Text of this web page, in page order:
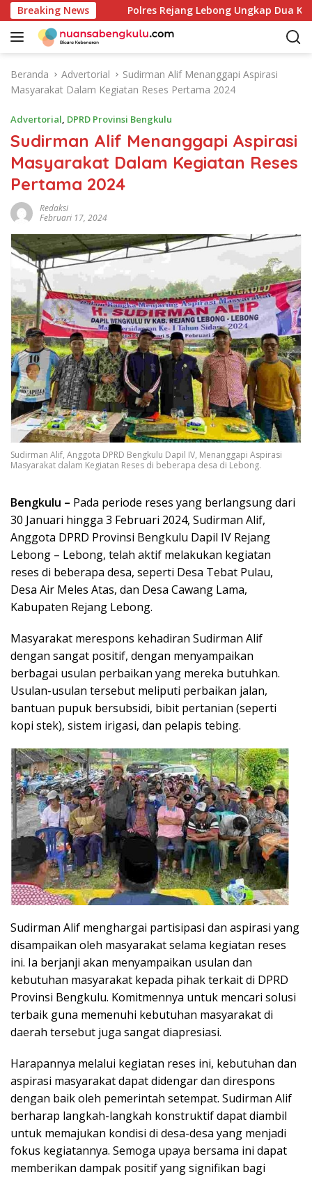
a
Breaking News Polres Rejang Lebong Ungkap Dua
Beranda Advertorial
Sudirman Alif Menanggapi Aspirasi
Masyarakat Dalam Kegiatan Reses Pertama 2024
Advertorial, DPRD Provinsi Bengkulu
Sudirman Alif Menanggapi Aspirasi
Masyarakat Dalam Kegiatan Reses
Pertama 2024
Redaksi
Februari 17, 2024
Sudirman Alif, Anggota DPRD Bengkulu Dapil IV, Menanggapi Aspirasi
Masyarakat dalam Kegiatan Reses di beberapa desa di Lebong.
Bengkulu – Pada periode reses yang berlangsung dari
30 Januari hingga 3 Februari 2024, Sudirman Alif,
Anggota DPRD Provinsi Bengkulu Dapil IV Rejang
Lebong – Lebong, telah aktif melakukan kegiatan
reses di beberapa desa, seperti Desa Tebat Pulau,
Desa Air Meles Atas, dan Desa Cawang Lama,
Kabupaten Rejang Lebong.
Masyarakat merespons kehadiran Sudirman Alif
dengan sangat positif, dengan menyampaikan
berbagai usulan perbaikan yang mereka butuhkan.
Usulan-usulan tersebut meliputi perbaikan jalan,
bantuan pupuk bersubsidi, bibit pertanian (seperti
kopi stek), sistem irigasi, dan pelapis tebing.
Sudirman Alif menghargai partisipasi dan aspirasi yang
disampaikan oleh masyarakat selama kegiatan reses
ini. Ia berjanji akan menyampaikan usulan dan
kebutuhan masyarakat kepada pihak terkait di DPRD
Provinsi Bengkulu. Komitmennya untuk mencari solusi
terbaik guna memenuhi kebutuhan masyarakat di
daerah tersebut juga sangat diapresiasi.
Harapannya melalui kegiatan reses ini, kebutuhan dan
aspirasi masyarakat dapat didengar dan direspons
dengan baik oleh pemerintah setempat. Sudirman Alif
berharap langkah-langkah konstruktif dapat diambil
untuk memajukan kondisi di desa-desa yang menjadi
fokus kegiatannya. Semoga upaya bersama ini dapat
memberikan dampak positif yang signifikan bagi